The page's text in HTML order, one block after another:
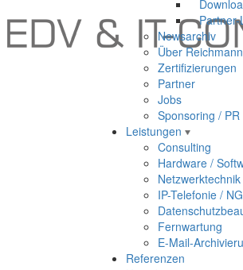
Partner-
Newsarchiv
Über
Zertifizierungen
Partner
Jobs
Sponsoring / PR
Leistungen
Consulting
Hardware /
Netzwerktechnik
IP-Telefonie /
Fernwartung
E-Mail-
Referenzen